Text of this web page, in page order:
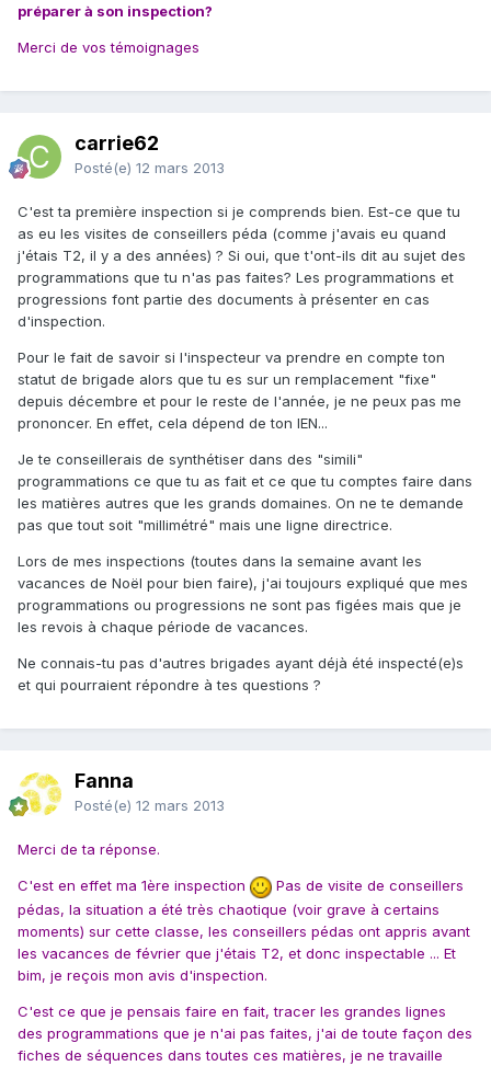
préparer à son inspection?
Merci de vos témoignages
carrie62
Posté(e) 12 mars 2013
C'est ta première inspection si je comprends bien. Est-ce que tu
as eu les visites de conseillers péda (comme j'avais eu quand
j'étais T2, il y a des années) ? Si oui, que t'ont-ils dit au sujet des
programmations que tu n'as pas faites? Les programmations et
progressions font partie des documents à présenter en cas
d'inspection.
Pour le fait de savoir si l'inspecteur va prendre en compte ton
statut de brigade alors que tu es sur un remplacement "fixe"
depuis décembre et pour le reste de l'année, je ne peux pas me
prononcer. En effet, cela dépend de ton IEN...
Je te conseillerais de synthétiser dans des "simili"
programmations ce que tu as fait et ce que tu comptes faire dans
les matières autres que les grands domaines. On ne te demande
pas que tout soit "millimétré" mais une ligne directrice.
Lors de mes inspections (toutes dans la semaine avant les
vacances de Noël pour bien faire), j'ai toujours expliqué que mes
programmations ou progressions ne sont pas figées mais que je
les revois à chaque période de vacances.
Ne connais-tu pas d'autres brigades ayant déjà été inspecté(e)s
et qui pourraient répondre à tes questions ?
Fanna
Posté(e) 12 mars 2013
Merci de ta réponse.
C'est en effet ma 1ère inspection
Pas de visite de conseillers
pédas, la situation a été très chaotique (voir grave à certains
moments) sur cette classe, les conseillers pédas ont appris avant
les vacances de février que j'étais T2, et donc inspectable ... Et
bim, je reçois mon avis d'inspection.
C'est ce que je pensais faire en fait, tracer les grandes lignes
des programmations que je n'ai pas faites, j'ai de toute façon des
fiches de séquences dans toutes ces matières, je ne travaille